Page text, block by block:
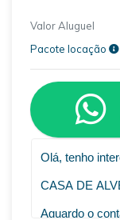
Valor Aluguel
Pacote locação